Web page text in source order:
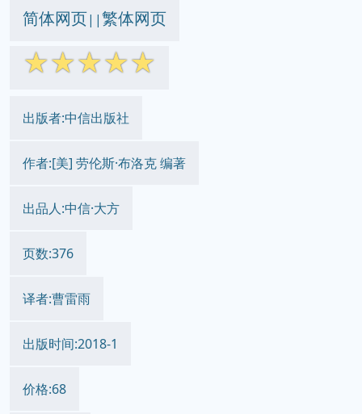
简体网页||繁体网页
☆☆☆☆☆
出版者:中信出版社
作者:[美] 劳伦斯·布洛克 编著
出品人:中信·大方
页数:376
译者:曹雷雨
出版时间:2018-1
价格:68